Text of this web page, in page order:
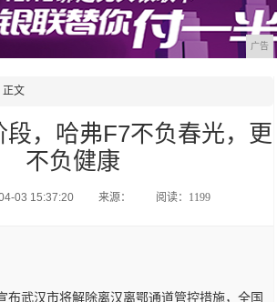
广告
正文
段，哈弗F7不负春光，更
不负健康
03 15:37:20 来源： 阅读：1199
布武汉市将解除离汉离鄂通道管控措施，全国